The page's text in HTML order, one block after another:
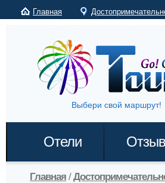
Главная
Выбери свой маршрут!
Отели
Главная /